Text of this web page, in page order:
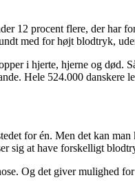
12 procent flere, der har
med for højt blodtryk,
i hjerte, hjerne og
Hele 524.000 danskere
for én. Men det kan
sig at have forskelligt
Og det giver mulighed